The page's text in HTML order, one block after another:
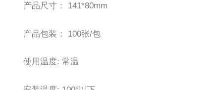
产品尺寸： 141*80mm
产品包装： 100张/包
使用温度: 常温